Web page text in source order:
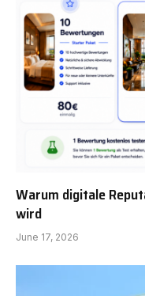
Warum digitale
wird
June 17, 2026